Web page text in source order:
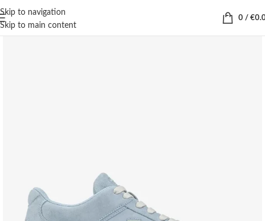
Skip to navigation
Skip to main content
0 / €